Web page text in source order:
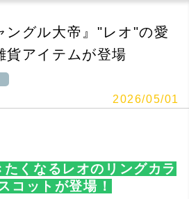
ングル大帝』"レオ"の愛
貨アイテムが登場
2026/05/01
くなるレオのリングカラ
コットが登場！